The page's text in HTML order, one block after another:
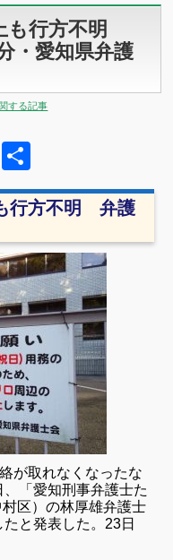
も行方不明
・愛知県弁護
する記事
Line
有
行方不明 弁護
が取れなくなったな
「愛知刑事弁護士た
区）の林厚雄弁護士
と発表した。23日